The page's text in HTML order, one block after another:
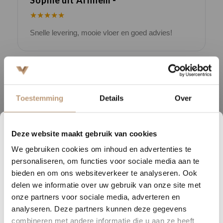
1
DAGEN
05
UREN
37
MINUTEN
20
SECONDEN
Nu tijdelijk 10% korting op
jouw vloer
Vraag snel een offerte aan en bespaar direct.
Toestemming Details Over
Deze website maakt gebruik van cookies
We gebruiken cookies om inhoud en advertenties te
personaliseren, om functies voor sociale media aan te
bieden en om ons websiteverkeer te analyseren. Ook
delen we informatie over uw gebruik van onze site met
onze partners voor sociale media, adverteren en
analyseren. Deze partners kunnen deze gegevens
combineren met andere informatie die u aan ze heeft
★★★★★
Snelle levering, mooie vloer en goed advies!
Beschrijving
Ontdek de veelzijdigheid van Gelasta Vario, een prachtige collectie
PVC-vloeren die perfect past bij jouw stijl en behoeften. Deze vloeren
zijn verkrijgbaar in twee installatieopties: plak voor onze
professionele stoffeerders en click voor de doe-het-zelvers.
Met de plakvariant bieden we een naadloze afwerking door onze
ervaren stoffeerders, die jouw ruimte transformeren met hun
expertise en vakmanschap. Voor degenen die graag zelf aan de slag